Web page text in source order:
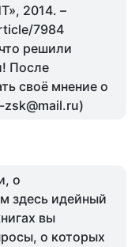
2014. –
7984
решили
После
своё мнение о
zsk@mail.ru)
о
здесь идейный
вы
о которых